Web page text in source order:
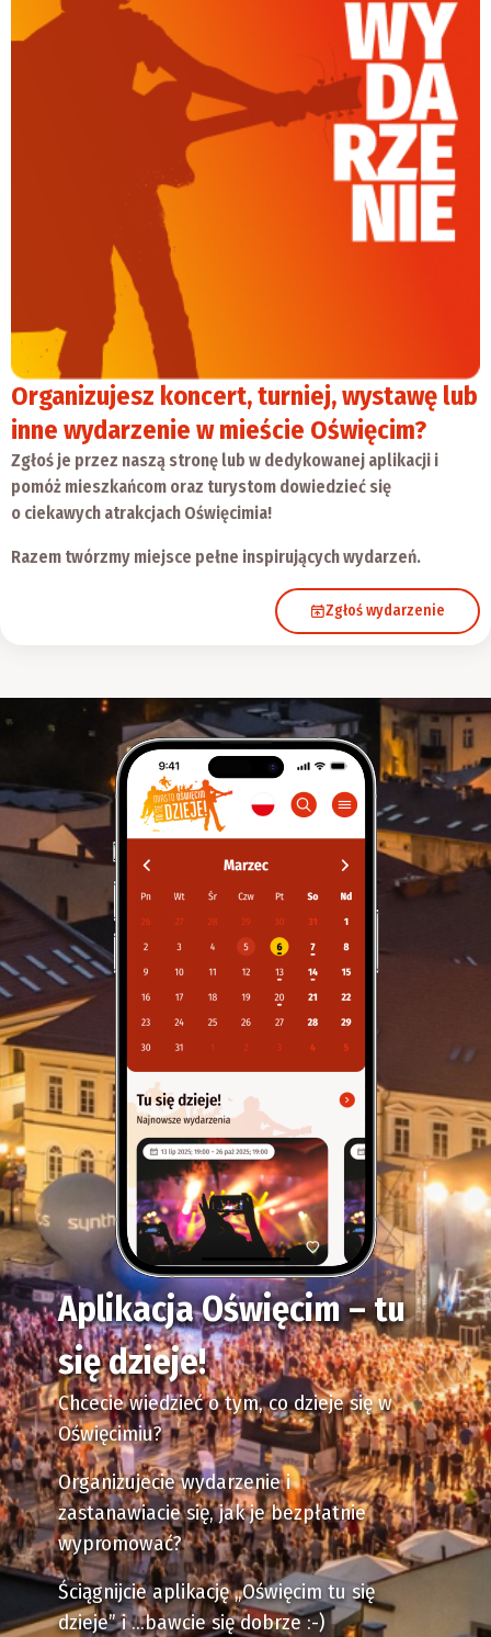
Organizujesz koncert, turniej, wystawę lub
inne wydarzenie w mieście Oświęcim?
Zgłoś je przez naszą stronę lub w dedykowanej aplikacji i
pomóż mieszkańcom oraz turystom dowiedzieć się
o ciekawych atrakcjach Oświęcimia!
Razem twórzmy miejsce pełne inspirujących wydarzeń.
Zgłoś wydarzenie
Aplikacja Oświęcim – tu
się dzieje!
Chcecie wiedzieć o tym, co dzieje się w
Oświęcimiu?
Organizujecie wydarzenie i
zastanawiacie się, jak je bezpłatnie
wypromować?
Ściągnijcie aplikację „Oświęcim tu się
dzieje” i ...bawcie się dobrze :-)